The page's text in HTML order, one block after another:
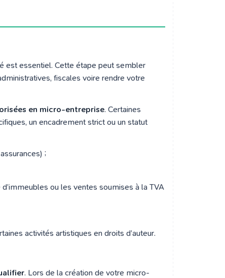
est essentiel. Cette étape peut sembler
fiscales voire rendre votre
en micro-entreprise. Certaines
un encadrement strict ou un statut
;
ou les ventes soumises à la TVA
activités artistiques en droits d’auteur.
. Lors de la création de votre micro-